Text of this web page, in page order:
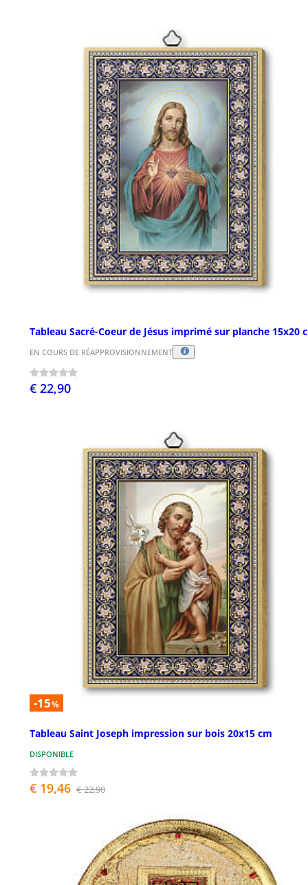
Tableau Sacré-Coeur de Jésus imprimé sur planche 15x20
EN COURS DE RÉAPPROVISIONNEMENT
€ 22,90
-15%
Tableau Saint Joseph impression sur bois 20x15 cm
DISPONIBLE
€ 19,46 € 22,90